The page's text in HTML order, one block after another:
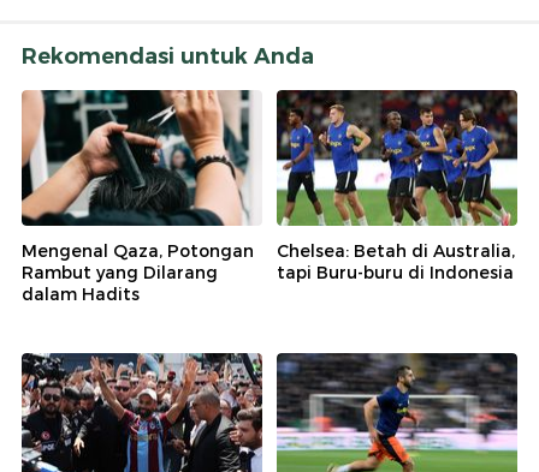
Rekomendasi untuk Anda
Mengenal Qaza, Potongan
Rambut yang Dilarang
dalam Hadits
Chelsea: Betah di Australia,
tapi Buru-buru di Indonesia